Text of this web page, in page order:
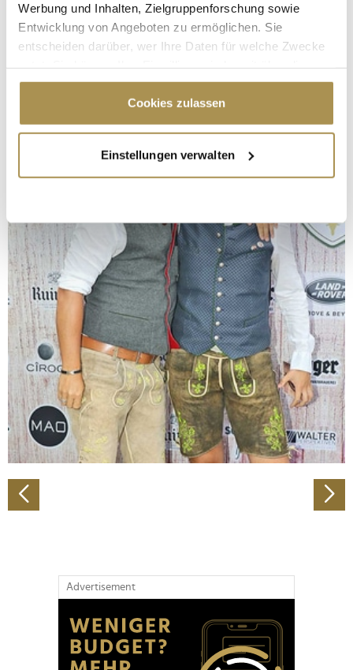
Werbung und Inhalten, Zielgruppenforschung sowie
Entwicklung von Angeboten zu ermöglichen. Sie
entscheiden darüber, wer Ihre Daten für welche Zwecke
Cookie-Erklärung oder durch Klicken auf das Privacy
Trigger Symbol ändern oder widerrufen
Informationen über Ihre geografische Lage
erfassen, welche bis auf einige Meter genau sein
bestimmten Merkmalen (Fingerprinting) identifizieren
Erfahren Sie mehr darüber, wie Ihre persönlichen Daten
verarbeitet werden, und legen Sie Ihre Präferenzen im
Abschnitt Einzelheiten
fest.
Wir verwenden Cookies, um Inhalte und Anzeigen zu
personalisieren, Funktionen für soziale Medien anbieten
zu können und die Zugriffe auf unsere Website zu
analysieren. Außerdem geben wir Informationen zu Ihrer
Verwendung unserer Website an unsere Partner für
soziale Medien, Werbung und Analysen weiter. Unsere
Partner führen diese Informationen möglicherweise mit
haben oder die sie im Rahmen Ihrer Nutzung der Dienste
gesammelt haben.
Cookies zulassen
Einstellungen verwalten
Advertisement